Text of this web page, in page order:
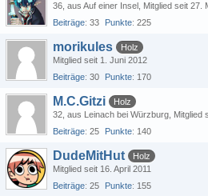
36 aus Auf einer Insel Mitglied seit 27.
Beiträge 33 Punkte 225
morikules
Holz
Mitglied seit 1. Juni 2012
Beiträge 30 Punkte 170
M.C.Gitzi
Holz
32 aus Leinach bei Würzburg Mitglied
Beiträge 25 Punkte 140
DudeMitHut
Holz
Mitglied seit 16. April 2011
Beiträge 25 Punkte 155